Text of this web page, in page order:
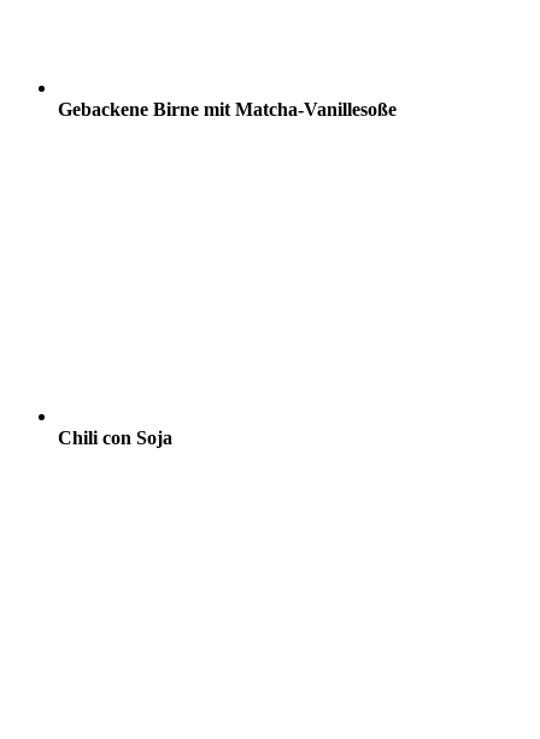
Gebackene Birne mit Matcha-Vanillesoße
Chili con Soja